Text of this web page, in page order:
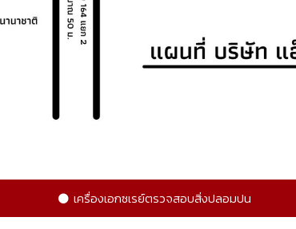
เครื่องเอกซเรย์ตรวจสอบสิ่งปลอมปน